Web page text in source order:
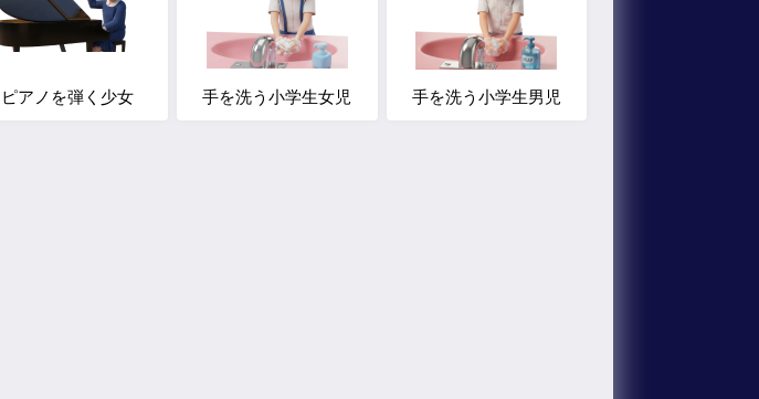
ピアノを弾く少女 手を洗う小学生女児 手を洗う小学生男児